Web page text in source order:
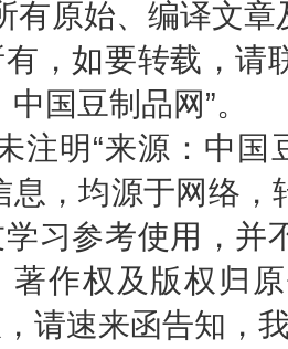
有原始、编译文
，如要转载，请
国豆制品网”。
注明“来源：中国
息，均源于网络
习参考使用，并
著作权及版权归
请速来函告知，